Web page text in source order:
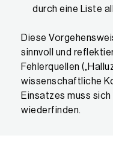
durch eine Liste
Diese
sinnvoll und
Fehlerquellen
wissenschaftliche
Einsatzes muss
wiederfinden.